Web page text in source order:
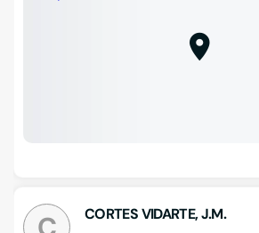
CORTES VIDARTE, J.M.